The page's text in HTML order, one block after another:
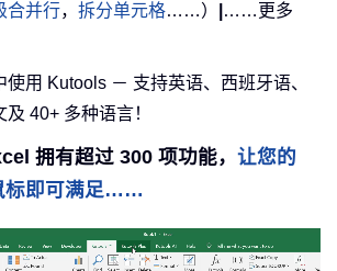
合并行， 拆分单元格……）
……更多
用 Kutools － 支持英语、西班牙语、
40+ 多种语言！
拥有超过 300 项功能， 让您的
标即可满足……